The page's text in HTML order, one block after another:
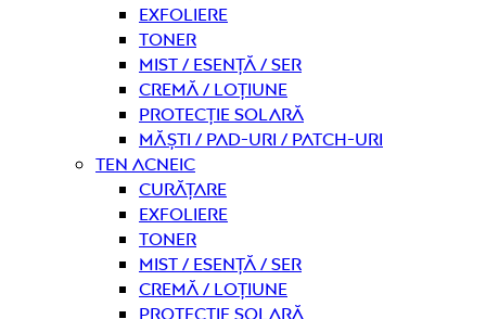
Exfoliere
Toner
Mist / Esență / Ser
Cremă / Loțiune
Protecție solară
Măști / Pad-uri / Patch-uri
Ten acneic
curățare
Exfoliere
Toner
Mist / Esență / Ser
Cremă / Loțiune
Protecție solară